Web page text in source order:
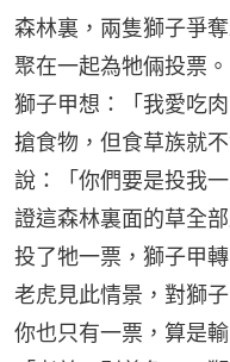
森林裏，兩隻獅子爭
聚在一起為牠倆投票。
獅子甲想：「我愛吃
搶食物，但食草族就
說：「你們要是投我
證這森林裏面的草全
投了牠一票，獅子甲
老虎見此情景，對獅
你也只有一票，算是輸